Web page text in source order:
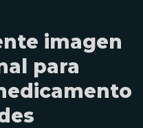
imagen
para